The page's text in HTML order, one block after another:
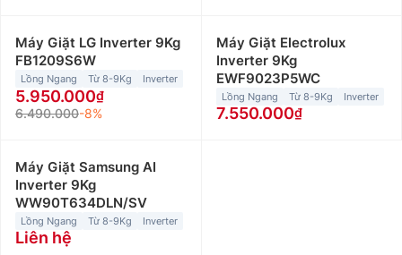
Máy Giặt LG Inverter 9Kg
FB1209S6W
Lồng Ngang Từ 8-9Kg Inverter
5.950.000
6.490.000-8%
Máy Giặt Electrolux
Inverter 9Kg
EWF9023P5WC
Lồng Ngang Từ 8-9Kg Inverter
7.550.000
Máy Giặt Samsung AI
Inverter 9Kg
WW90T634DLN/SV
Lồng Ngang Từ 8-9Kg Inverter
Liên hệ